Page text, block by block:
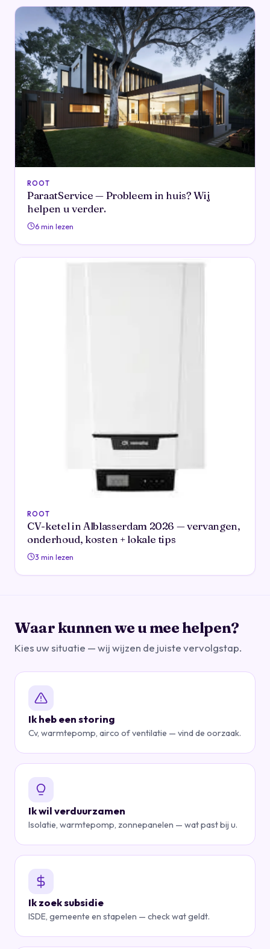
ROOT
ParaatService — Probleem in huis? Wij
helpen u verder.
6 min lezen
ROOT
CV-ketel in Alblasserdam 2026 — vervangen,
onderhoud, kosten + lokale tips
3 min lezen
Waar kunnen we u mee helpen?
Kies uw situatie — wij wijzen de juiste vervolgstap.
Ik heb een storing
Cv, warmtepomp, airco of ventilatie — vind de oorzaak.
Ik wil verduurzamen
Isolatie, warmtepomp, zonnepanelen — wat past bij u.
Ik zoek subsidie
ISDE, gemeente en stapelen — check wat geldt.